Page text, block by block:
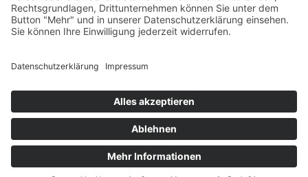
JetztBericht einreichen
Folge uns auf SocialMedia
© All rights reserved Main-Kinzig Echo